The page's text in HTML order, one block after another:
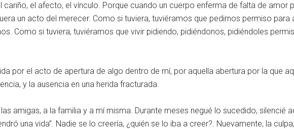
el afecto, el vínculo. Porque cuando un cuerpo enferma de falta de amor
un acto del merecer. Como si tuviera, tuviéramos que pedirnos permiso para
Como si tuviera, tuviéramos que vivir pidiendo, pidiéndonos, pidiéndoles
por el acto de apertura de algo dentro de mí, por aquella abertura por la que
y la ausencia en una herida fracturada.
amigas, a la familia y a mí misma. Durante meses negué lo sucedido, silencié
una vida”. Nadie se lo creería, ¿quién se lo iba a creer?. Nuevamente, la